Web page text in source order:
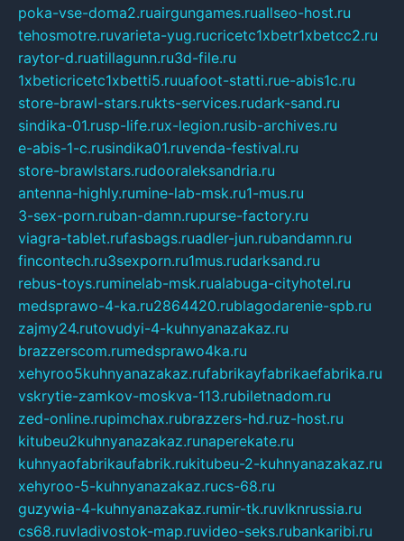
poka-vse-doma2.ruairgungames.ruallseo-host.ru
tehosmotre.ruvarieta-yug.rucricetc1xbetr1xbetcc2.ru
raytor-d.ruatillagunn.ru3d-file.ru
1xbeticricetc1xbetti5.ruuafoot-statti.rue-abis1c.ru
store-brawl-stars.rukts-services.rudark-sand.ru
sindika-01.rusp-life.rux-legion.rusib-archives.ru
e-abis-1-c.rusindika01.ruvenda-festival.ru
store-brawlstars.rudooraleksandria.ru
antenna-highly.rumine-lab-msk.ru1-mus.ru
3-sex-porn.ruban-damn.rupurse-factory.ru
viagra-tablet.rufasbags.ruadler-jun.rubandamn.ru
fincontech.ru3sexporn.ru1mus.rudarksand.ru
rebus-toys.ruminelab-msk.rualabuga-cityhotel.ru
medsprawo-4-ka.ru2864420.rublagodarenie-spb.ru
zajmy24.rutovudyi-4-kuhnyanazakaz.ru
brazzerscom.rumedsprawo4ka.ru
xehyroo5kuhnyanazakaz.rufabrikayfabrikaefabrika.ru
vskrytie-zamkov-moskva-113.rubiletnadom.ru
zed-online.rupimchax.rubrazzers-hd.ruz-host.ru
kitubeu2kuhnyanazakaz.runaperekate.ru
kuhnyaofabrikaufabrik.rukitubeu-2-kuhnyanazakaz.ru
xehyroo-5-kuhnyanazakaz.rucs-68.ru
guzywia-4-kuhnyanazakaz.rumir-tk.ruvlknrussia.ru
cs68.ruvladivostok-map.ruvideo-seks.rubankaribi.ru